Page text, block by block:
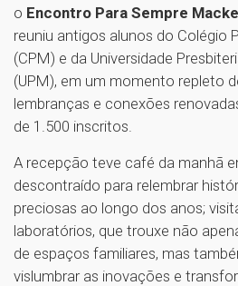
o Encontro Para Sempre
reuniu antigos alunos do Colégio
(CPM) e da Universidade
(UPM), em um momento repleto
lembranças e conexões
de 1.500 inscritos.
A recepção teve café da manhã
descontraído para relembrar
preciosas ao longo dos anos;
laboratórios, que trouxe não
de espaços familiares, mas
vislumbrar as inovações e